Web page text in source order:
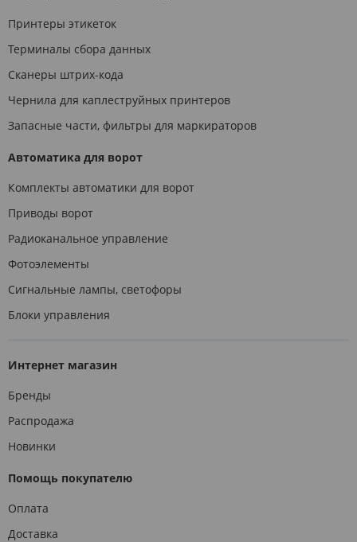
Принтеры этикеток
Терминалы сбора данных
Сканеры штрих-кода
Чернила для каплеструйных принтеров
Запасные части, фильтры для маркираторов
Автоматика для ворот
Комплекты автоматики для ворот
Приводы ворот
Радиоканальное управление
Фотоэлементы
Сигнальные лампы, светофоры
Блоки управления
Интернет магазин
Бренды
Распродажа
Новинки
Помощь покупателю
Оплата
Доставка